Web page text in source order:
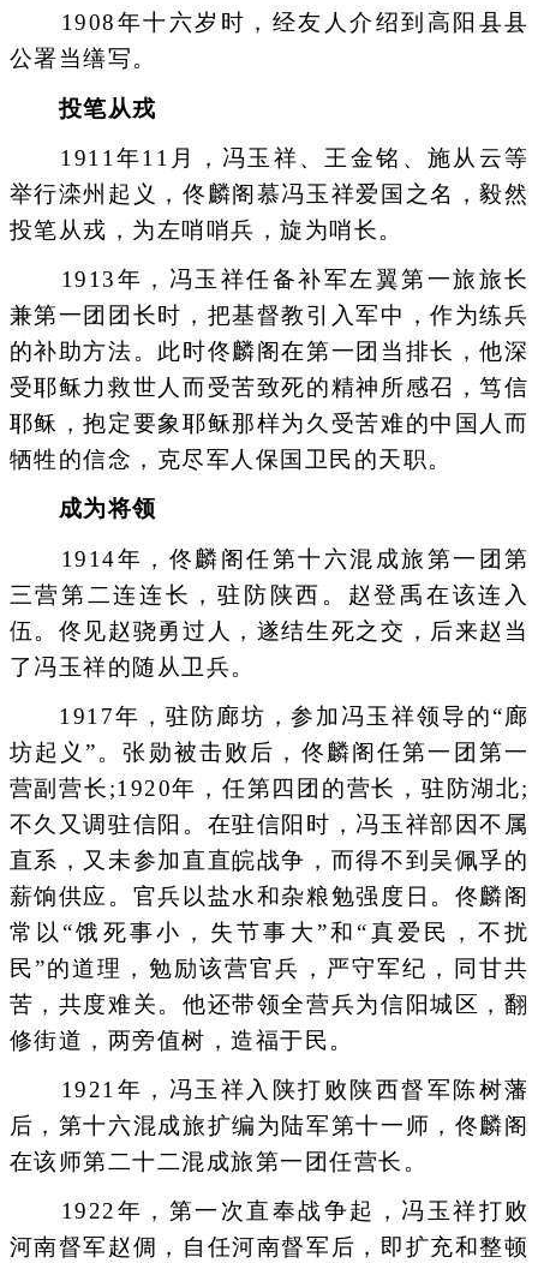
1908年十六岁时，经友人介绍到高阳县县
公署当缮写。
投笔从戎
1911年11月，冯玉祥、王金铭、施从云等
举行滦州起义，佟麟阁慕冯玉祥爱国之名，毅然
投笔从戎，为左哨哨兵，旋为哨长。
1913年，冯玉祥任备补军左翼第一旅旅长
兼第一团团长时，把基督教引入军中，作为练兵
的补助方法。此时佟麟阁在第一团当排长，他深
受耶稣力救世人而受苦致死的精神所感召，笃信
耶稣，抱定要象耶稣那样为久受苦难的中国人而
牺牲的信念，克尽军人保国卫民的天职。
成为将领
1914年，佟麟阁任第十六混成旅第一团第
三营第二连连长，驻防陕西。赵登禹在该连入
伍。佟见赵骁勇过人，遂结生死之交，后来赵当
了冯玉祥的随从卫兵。
1917年，驻防廊坊，参加冯玉祥领导的“廊
坊起义”。张勋被击败后，佟麟阁任第一团第一
营副营长;1920年，任第四团的营长，驻防湖北;
不久又调驻信阳。在驻信阳时，冯玉祥部因不属
直系，又未参加直直皖战争，而得不到吴佩孚的
薪饷供应。官兵以盐水和杂粮勉强度日。佟麟阁
常以“饿死事小，失节事大”和“真爱民，不扰
民”的道理，勉励该营官兵，严守军纪，同甘共
苦，共度难关。他还带领全营兵为信阳城区，翻
修街道，两旁值树，造福于民。
1921年，冯玉祥入陕打败陕西督军陈树藩
后，第十六混成旅扩编为陆军第十一师，佟麟阁
在该师第二十二混成旅第一团任营长。
1922年，第一次直奉战争起，冯玉祥打败
河南督军赵倜，自任河南督军后，即扩充和整顿